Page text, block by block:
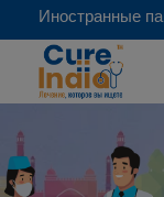
Иностранные